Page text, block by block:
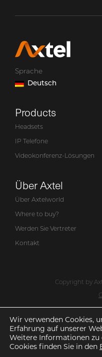
Sprache
Deutsch
Products
Headsets
IP Telefone
Videokonferenz-Lösungen
Über Axtel
Über Axtelworld
Where to buy?
Werden Sie Vertreter
Kontakt
Copyright by
Wir verwenden Cookies,
Erfahrung auf unserer
Weitere Informationen zu
Cookies finden Sie in den